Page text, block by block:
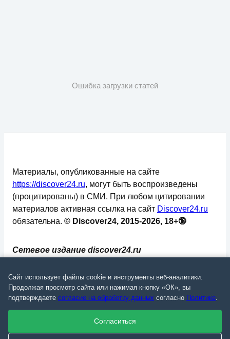
Ошибка загрузки статей
Сетевое издание discover24.ru
надзору в сфере связи, информационных
технологий и массовых коммуникаций
(Роскомнадзор). Регистрационный номер: ЭЛ №
ФС 77 - 73793.
Материалы, опубликованные на сайте
https://discover24.ru, могут быть воспроизведены
(процитированы) в СМИ. При любом цитировании
материалов активная ссылка на сайт Discover24.ru
обязательна. © Discover24, 2015-2026, 18+🔞
Сайт использует файлы cookie и инструменты веб-аналитики.
Продолжая просмотр сайта или нажимая кнопку «ОК», вы
подтверждаете согласие на обработку данных согласно Политике.
Согласиться